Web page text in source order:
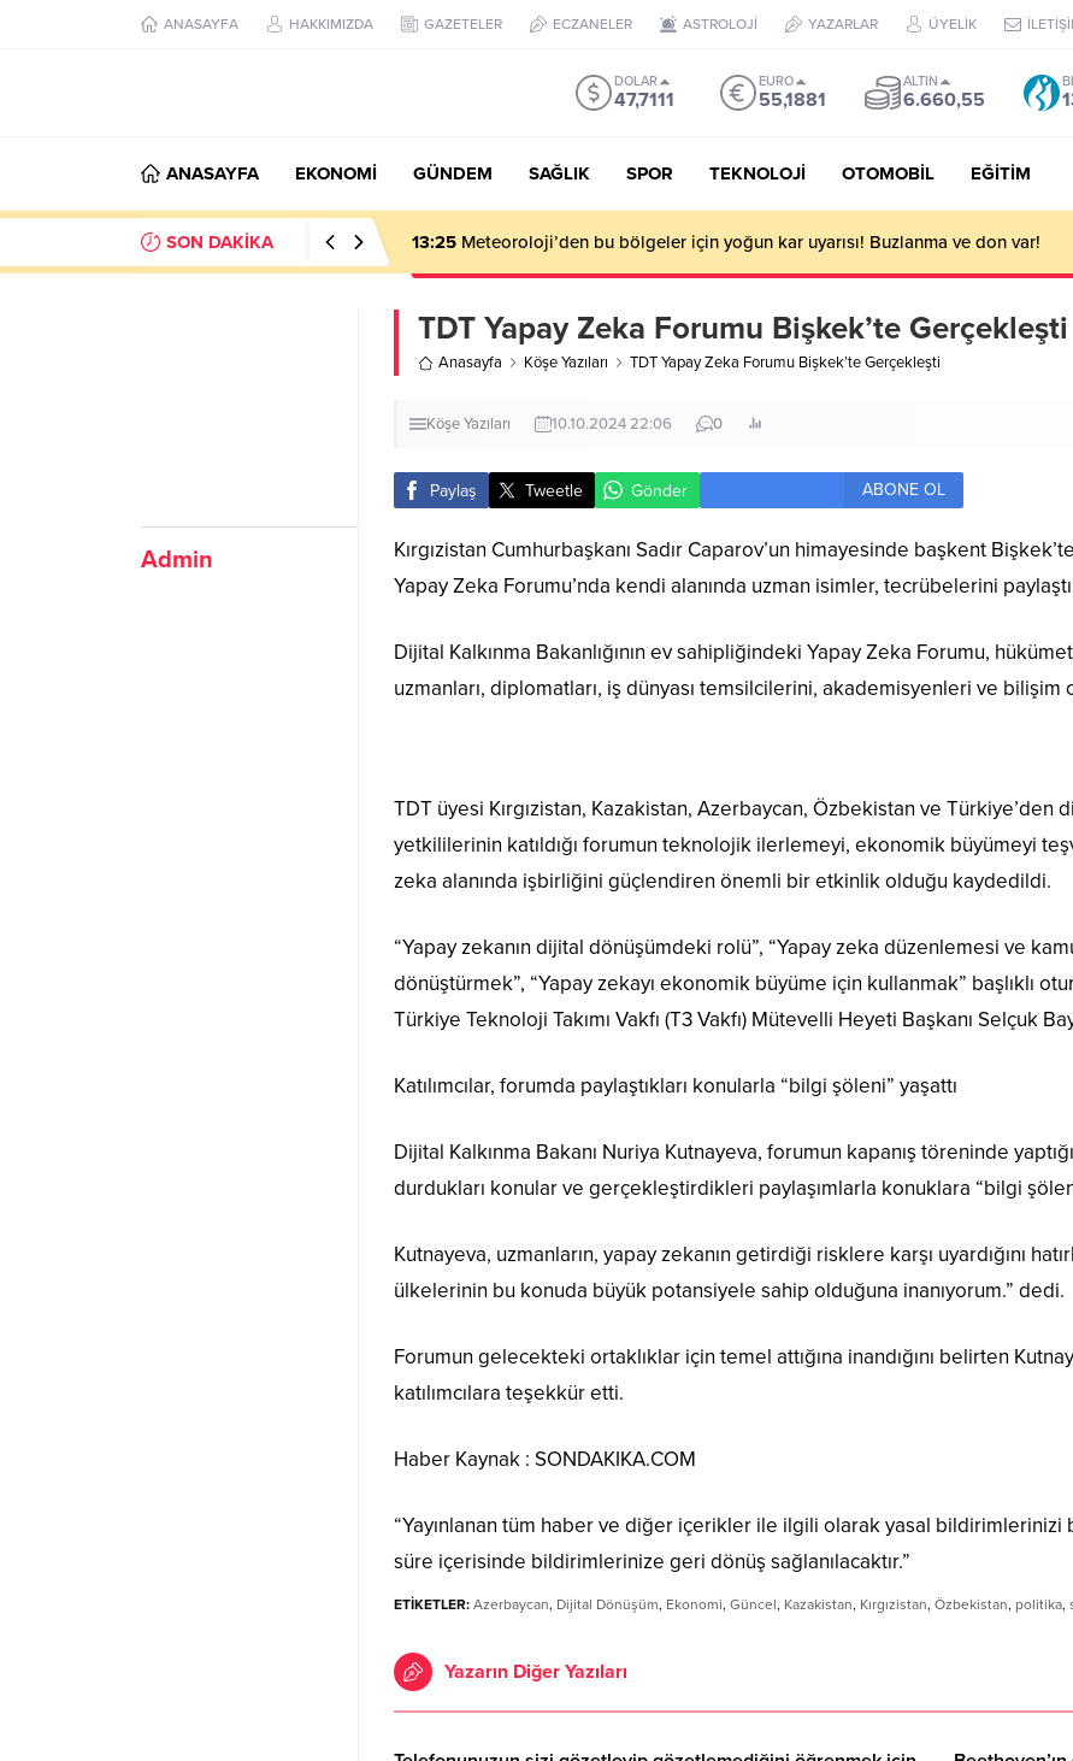
ANASAYFA HAKKIMIZDA GAZETELER ECZANELER ASTROLOJİ YAZARLAR ÜYELİK
DOLAR
47,7111
EURO
55,1881
ALTIN
6.660,55
ANASAYFA EKONOMİ GÜNDEM SAĞLIK SPOR TEKNOLOJİ OTOMOBİL EĞİTİM
SON DAKİKA 13:25 Meteoroloji’den bu bölgeler için yoğun kar uyarısı! Buzlanma ve don var!
Admin
TDT Yapay Zeka Forumu Bişkek’te Gerçekleşti
Anasayfa Köşe Yazıları TDT Yapay Zeka Forumu Bişkek’te Gerçekleşti
Köşe Yazıları 10.10.2024 22:06 0
Paylaş Tweetle Gönder ABONE OL
Kırgızistan Cumhurbaşkanı Sadır Caparov’un himayesinde başkent
Yapay Zeka Forumu’nda kendi alanında uzman isimler, tecrübelerini
Dijital Kalkınma Bakanlığının ev sahipliğindeki Yapay Zeka Forumu,
uzmanları, diplomatları, iş dünyası temsilcilerini, akademisyenleri ve
TDT üyesi Kırgızistan, Kazakistan, Azerbaycan, Özbekistan ve Türkiye’den
yetkililerinin katıldığı forumun teknolojik ilerlemeyi, ekonomik büyümeyi
zeka alanında işbirliğini güçlendiren önemli bir etkinlik olduğu kaydedildi.
“Yapay zekanın dijital dönüşümdeki rolü”, “Yapay zeka düzenlemesi ve
dönüştürmek”, “Yapay zekayı ekonomik büyüme için kullanmak” başlıklı
Türkiye Teknoloji Takımı Vakfı (T3 Vakfı) Mütevelli Heyeti Başkanı Selçuk
Katılımcılar, forumda paylaştıkları konularla “bilgi şöleni” yaşattı
Dijital Kalkınma Bakanı Nuriya Kutnayeva, forumun kapanış töreninde
durdukları konular ve gerçekleştirdikleri paylaşımlarla konuklara “bilgi
Kutnayeva, uzmanların, yapay zekanın getirdiği risklere karşı uyardığını
ülkelerinin bu konuda büyük potansiyele sahip olduğuna inanıyorum.” dedi.
Forumun gelecekteki ortaklıklar için temel attığına inandığını belirten
katılımcılara teşekkür etti.
Haber Kaynak : SONDAKIKA.COM
“Yayınlanan tüm haber ve diğer içerikler ile ilgili olarak yasal bildirimlerinizi
süre içerisinde bildirimlerinize geri dönüş sağlanılacaktır.”
ETİKETLER: Azerbaycan, Dijital Dönüşüm, Ekonomi, Güncel, Kazakistan, Kırgızistan, Özbekistan, politika,
Yazarın Diğer Yazıları